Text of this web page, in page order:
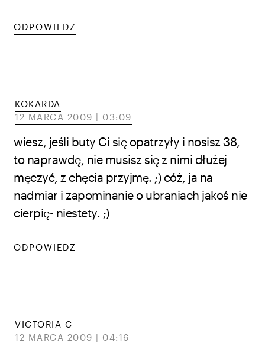
ODPOWIEDZ
KOKARDA
12 MARCA 2009 | 03:09
wiesz, jeśli buty Ci się opatrzyły i nosisz 38,
to naprawdę, nie musisz się z nimi dłużej
męczyć, z chęcia przyjmę. ;) cóż, ja na
nadmiar i zapominanie o ubraniach jakoś nie
cierpię- niestety. ;)
ODPOWIEDZ
VICTORIA C
12 MARCA 2009 | 04:16